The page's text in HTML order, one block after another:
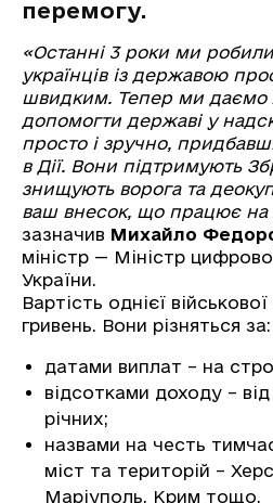
перемогу.
«Останні 3 роки ми
українців із державою
швидким. Тепер ми даємо
допомогти державі у
просто і зручно, придбавши
в Дії. Вони підтримують
знищують ворога та
ваш внесок, що працює на
зазначив Михайло
міністр — Міністр
України.
Вартість однієї
гривень. Вони різняться за:
датами виплат – на
відсотками доходу – від
річних;
назвами на честь
міст та територій –
Маріуполь, Крим тощо.